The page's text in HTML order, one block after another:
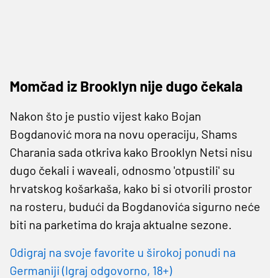
Momčad iz Brooklyn nije dugo čekala
Nakon što je pustio vijest kako Bojan
Bogdanović mora na novu operaciju, Shams
Charania sada otkriva kako Brooklyn Netsi nisu
dugo čekali i waveali, odnosmo 'otpustili' su
hrvatskog košarkaša, kako bi si otvorili prostor
na rosteru, budući da Bogdanovića sigurno neće
biti na parketima do kraja aktualne sezone.
Odigraj na svoje favorite u širokoj ponudi na
Germaniji (Igraj odgovorno, 18+)